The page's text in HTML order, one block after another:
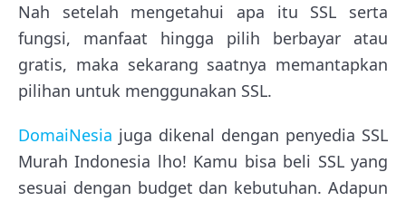
Nah setelah mengetahui apa itu SSL serta
fungsi, manfaat hingga pilih berbayar atau
gratis, maka sekarang saatnya memantapkan
pilihan untuk menggunakan SSL.
DomaiNesia juga dikenal dengan penyedia SSL
Murah Indonesia lho! Kamu bisa beli SSL yang
sesuai dengan budget dan kebutuhan. Adapun